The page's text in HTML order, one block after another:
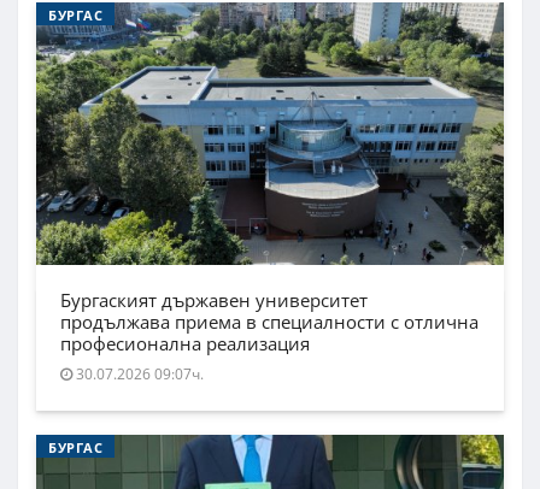
БУРГАС
Бургаският държавен университет
продължава приема в специалности с отлична
професионална реализация
30.07.2026 09:07ч.
БУРГАС